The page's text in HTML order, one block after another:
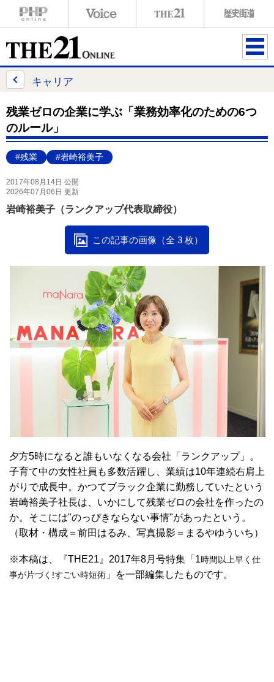
ME
キャリア
残業ゼロの企業に学ぶ「業務効率化のための6つ
のルール」
#残業 #岩崎裕美子
2017年08月14日 公開
2026年07月06日 更新
岩崎裕美子（ランクアップ代表取締役）
この記事の画像（全 3 枚）
夕方5時になると誰もいなくなる会社「ランクアップ」。
子育て中の女性社員も多数活躍し、業績は10年連続右肩上
がりで成長中。かつてブラック企業に勤務していたという
岩崎裕美子社長は、いかにして残業ゼロの会社を作ったの
か。そこには"のっぴきならない事情"があったという。
（取材・構成＝前田はるみ、写真撮影＝まるやゆういち）
※本稿は、『THE21』2017年8月号特集「1時間以上早く仕
事が片づく!すごい時短術 」を一部編集したものです。